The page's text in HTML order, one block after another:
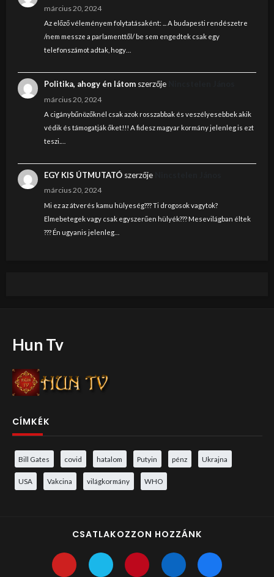
március 20, 2024
Az előző véleményem folytatásaként: ... A budapesti rendészetre
/nem messze a parlamenttől/ be sem engedtek csak egy
telefonszámot adtak, hogy…
Politika, ahogy én látomszerzője
március 20, 2024
A cigánybűnözőknél csak azok rosszabbak és veszélyesebbek akik
védik és támogatják őket!!! A fidesz magyar kormány jelenleg is ezt
teszi.…
EGY KIS ÚTMUTATÓszerzője
március 20, 2024
Mi ez az átverés kamu hülyeség??? Ti drogosok vagytok?
Elmebetegek vagy csak egyszerűen hülyék??? Mesevilágban éltek
??? Én ugyanis jelenleg…
Hun Tv
CÍMKÉK
Bill Gates covid hatalom Putyin pénz Ukrajna
USA Vakcina világkormány WHO
CSATLAKOZZON HOZZÁNK